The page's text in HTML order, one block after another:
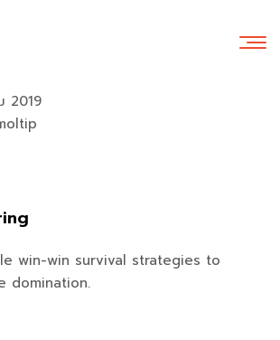
2019
win-win survival strategies to
domination.